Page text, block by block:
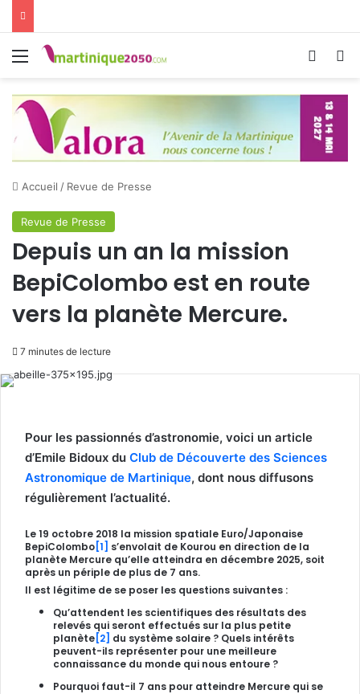
Menu
Accueil / Revue de Presse
Revue de Presse
Depuis un an la mission
BepiColombo est en route
vers la planète Mercure.
7 minutes de lecture
Pour les passionnés d’astronomie, voici un article
d’Emile Bidoux du Club de Découverte des Sciences
Astronomique de Martinique, dont nous diffusons
régulièrement l’actualité.
Le 19 octobre 2018 la mission spatiale Euro/Japonaise
BepiColombo[1] s’envolait de Kourou en direction de la
planète Mercure qu’elle atteindra en décembre 2025, soit
après un périple de plus de 7 ans.
Il est légitime de se poser les questions suivantes :
Qu’attendent les scientifiques des résultats des
relevés qui seront effectués sur la plus petite
planète[2] du système solaire ? Quels intérêts
peuvent-ils représenter pour une meilleure
connaissance du monde qui nous entoure ?
Pourquoi faut-il 7 ans pour atteindre Mercure qui se